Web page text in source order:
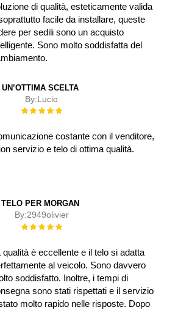
di qualità, esteticamente valida
facile da installare, queste
per sedili sono un acquisto
Sono molto soddisfatta del
UN’OTTIMA SCELTA
By:Lucio
Rating:
costante con il venditore,
servizio e telo di ottima qualità.
TELO PER MORGAN
By:2949olivier
Rating:
qualità è eccellente e il telo si adatta
al veicolo. Sono davvero
soddisfatto. Inoltre, i tempi di
sono stati rispettati e il servizio
molto rapido nelle risposte. Dopo